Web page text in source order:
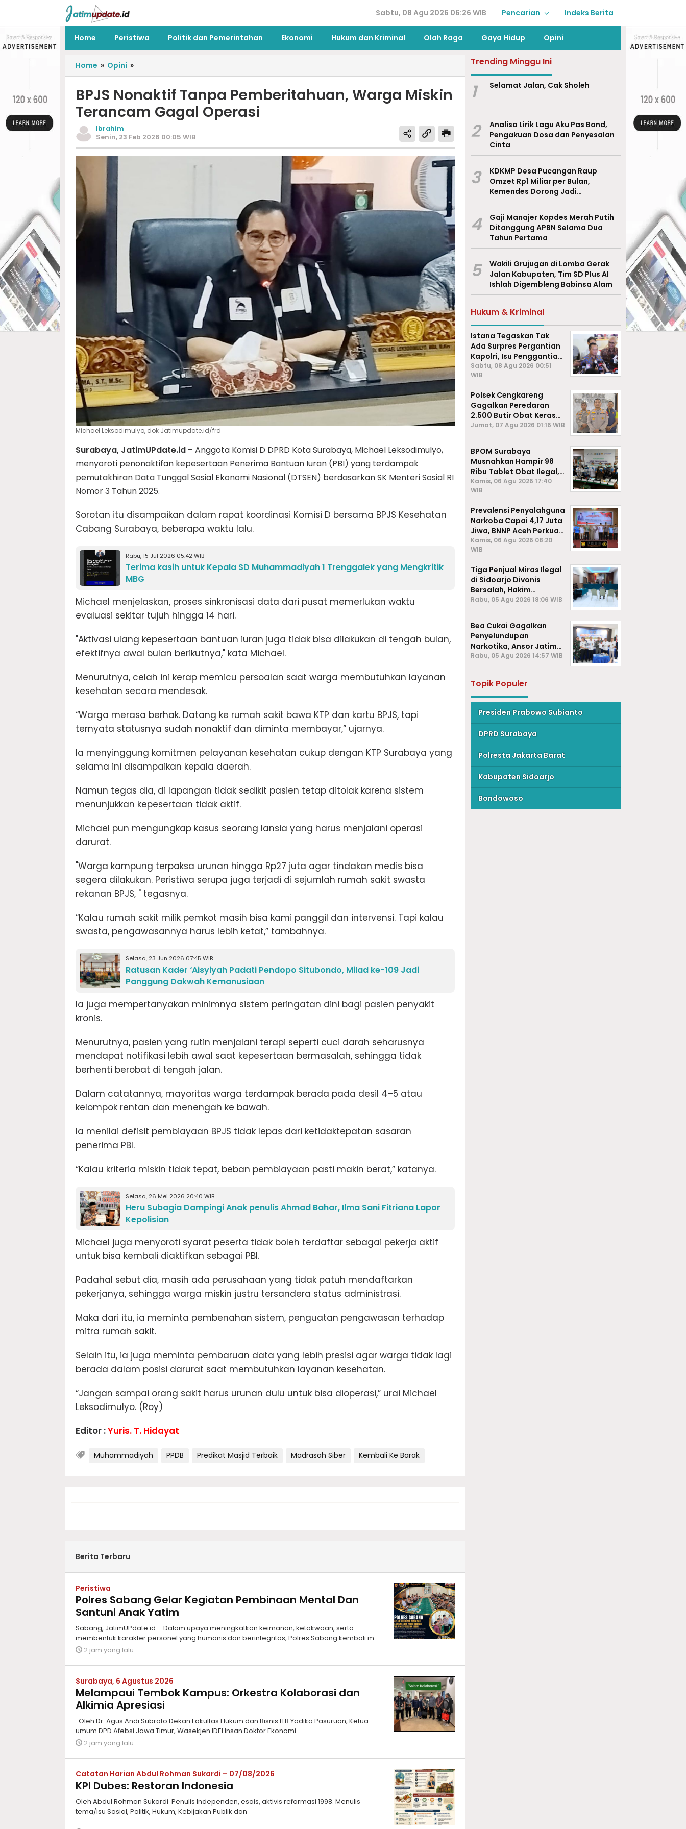
Sabtu, 08 Agu 2026 06:26 WIB Pencarian Indeks Berita
Home Peristiwa Politik dan Pemerintahan Ekonomi Hukum dan Kriminal Olah Raga Gaya Hidup Opini
Home » Opini »
BPJS Nonaktif Tanpa Pemberitahuan, Warga Miskin
Terancam Gagal Operasi
Ibrahim
Senin, 23 Feb 2026 00:05 WIB
Michael Leksodimulyo, dok Jatimupdate.id/frd
Surabaya, JatimUPdate.id – Anggota Komisi D DPRD Kota Surabaya, Michael Leksodimulyo,
menyoroti penonaktifan kepesertaan Penerima Bantuan Iuran (PBI) yang terdampak
pemutakhiran Data Tunggal Sosial Ekonomi Nasional (DTSEN) berdasarkan SK Menteri Sosial RI
Nomor 3 Tahun 2025.
Sorotan itu disampaikan dalam rapat koordinasi Komisi D bersama BPJS Kesehatan
Cabang Surabaya, beberapa waktu lalu.
Rabu, 15 Jul 2026 05:42 WIB
Terima kasih untuk Kepala SD Muhammadiyah 1 Trenggalek yang Mengkritik
MBG
Michael menjelaskan, proses sinkronisasi data dari pusat memerlukan waktu
evaluasi sekitar tujuh hingga 14 hari.
"Aktivasi ulang kepesertaan bantuan iuran juga tidak bisa dilakukan di tengah bulan,
efektifnya awal bulan berikutnya," kata Michael.
Menurutnya, celah ini kerap memicu persoalan saat warga membutuhkan layanan
kesehatan secara mendesak.
“Warga merasa berhak. Datang ke rumah sakit bawa KTP dan kartu BPJS, tapi
ternyata statusnya sudah nonaktif dan diminta membayar,” ujarnya.
Ia menyinggung komitmen pelayanan kesehatan cukup dengan KTP Surabaya yang
selama ini disampaikan kepala daerah.
Namun tegas dia, di lapangan tidak sedikit pasien tetap ditolak karena sistem
menunjukkan kepesertaan tidak aktif.
Michael pun mengungkap kasus seorang lansia yang harus menjalani operasi
darurat.
"Warga kampung terpaksa urunan hingga Rp27 juta agar tindakan medis bisa
segera dilakukan. Peristiwa serupa juga terjadi di sejumlah rumah sakit swasta
rekanan BPJS, " tegasnya.
“Kalau rumah sakit milik pemkot masih bisa kami panggil dan intervensi. Tapi kalau
swasta, pengawasannya harus lebih ketat,” tambahnya.
Selasa, 23 Jun 2026 07:45 WIB
Ratusan Kader ‘Aisyiyah Padati Pendopo Situbondo, Milad ke-109 Jadi
Panggung Dakwah Kemanusiaan
Ia juga mempertanyakan minimnya sistem peringatan dini bagi pasien penyakit
kronis.
Menurutnya, pasien yang rutin menjalani terapi seperti cuci darah seharusnya
mendapat notifikasi lebih awal saat kepesertaan bermasalah, sehingga tidak
berhenti berobat di tengah jalan.
Dalam catatannya, mayoritas warga terdampak berada pada desil 4–5 atau
kelompok rentan dan menengah ke bawah.
Ia menilai defisit pembiayaan BPJS tidak lepas dari ketidaktepatan sasaran
penerima PBI.
“Kalau kriteria miskin tidak tepat, beban pembiayaan pasti makin berat,” katanya.
Selasa, 26 Mei 2026 20:40 WIB
Heru Subagia Dampingi Anak penulis Ahmad Bahar, Ilma Sani Fitriana Lapor
Kepolisian
Michael juga menyoroti syarat peserta tidak boleh terdaftar sebagai pekerja aktif
untuk bisa kembali diaktifkan sebagai PBI.
Padahal sebut dia, masih ada perusahaan yang tidak patuh mendaftarkan
pekerjanya, sehingga warga miskin justru tersandera status administrasi.
Maka dari itu, ia meminta pembenahan sistem, penguatan pengawasan terhadap
mitra rumah sakit.
Selain itu, ia juga meminta pembaruan data yang lebih presisi agar warga tidak lagi
berada dalam posisi darurat saat membutuhkan layanan kesehatan.
“Jangan sampai orang sakit harus urunan dulu untuk bisa dioperasi,” urai Michael
Leksodimulyo. (Roy)
Editor :Yuris. T. Hidayat
Muhammadiyah PPDB Predikat Masjid Terbaik Madrasah Siber Kembali Ke Barak
Berita Terbaru
Peristiwa
Polres Sabang Gelar Kegiatan Pembinaan Mental Dan
Santuni Anak Yatim
Sabang, JatimUPdate.id – Dalam upaya meningkatkan keimanan, ketakwaan, serta
membentuk karakter personel yang humanis dan berintegritas, Polres Sabang kembali m
2 jam yang lalu
Surabaya, 6 Agustus 2026
Melampaui Tembok Kampus: Orkestra Kolaborasi dan
Alkimia Apresiasi
Oleh Dr. Agus Andi Subroto Dekan Fakultas Hukum dan Bisnis ITB Yadika Pasuruan, Ketua
umum DPD Afebsi Jawa Timur, Wasekjen IDEI Insan Doktor Ekonomi
2 jam yang lalu
Catatan Harian Abdul Rohman Sukardi – 07/08/2026
KPI Dubes: Restoran Indonesia
Oleh Abdul Rohman Sukardi Penulis Independen, esais, aktivis reformasi 1998. Menulis
tema/isu Sosial, Politik, Hukum, Kebijakan Publik dan
Trending Minggu Ini
1 Selamat Jalan, Cak Sholeh
2
Analisa Lirik Lagu Aku Pas Band,
Pengakuan Dosa dan Penyesalan
Cinta
3
KDKMP Desa Pucangan Raup
Omzet Rp1 Miliar per Bulan,
Kemendes Dorong Jadi
Percontohan Nasional
4
Gaji Manajer Kopdes Merah Putih
Ditanggung APBN Selama Dua
Tahun Pertama
5
Wakili Grujugan di Lomba Gerak
Jalan Kabupaten, Tim SD Plus Al
Ishlah Digembleng Babinsa Alam
Hukum & Kriminal
Istana Tegaskan Tak
Ada Surpres Pergantian
Kapolri, Isu Penggantian
Listyo Sigit Dipastikan
Hoaks
Sabtu, 08 Agu 2026 00:51
WIB
Polsek Cengkareng
Gagalkan Peredaran
2.500 Butir Obat Keras
Daftar G, Satu Pengedar
Jumat, 07 Agu 2026 01:16 WIB
BPOM Surabaya
Musnahkan Hampir 98
Ribu Tablet Obat Ilegal,
Cegah Penyalahgunaan
di Kalangan Pelajar
Kamis, 06 Agu 2026 17:40
WIB
Prevalensi Penyalahguna
Narkoba Capai 4,17 Juta
Jiwa, BNNP Aceh Perkuat
P4GN di Subulussalam
Kamis, 06 Agu 2026 08:20
WIB
Tiga Penjual Miras Ilegal
di Sidoarjo Divonis
Bersalah, Hakim
Jatuhkan Denda hingga
Rabu, 05 Agu 2026 18:06 WIB
Bea Cukai Gagalkan
Penyelundupan
Narkotika, Ansor Jatim
Negara Tak Kalah dari
Rabu, 05 Agu 2026 14:57 WIB
Topik Populer
Presiden Prabowo Subianto
DPRD Surabaya
Polresta Jakarta Barat
Kabupaten Sidoarjo
Bondowoso